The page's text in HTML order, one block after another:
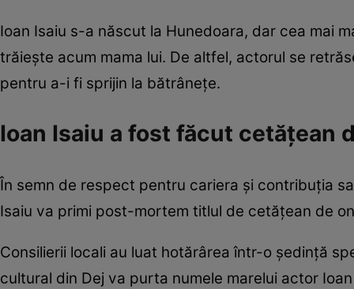
Ioan Isaiu s-a născut la Hunedoara, dar cea mai
trăiește acum mama lui. De altfel, actorul se
pentru a-i fi sprijin la bătrânețe.
Ioan Isaiu a fost făcut cetățean
În semn de respect pentru cariera și contribuția
Isaiu va primi post-mortem titlul de cetățean de
Consilierii locali au luat hotărârea într-o ședință
cultural din Dej va purta numele marelui actor